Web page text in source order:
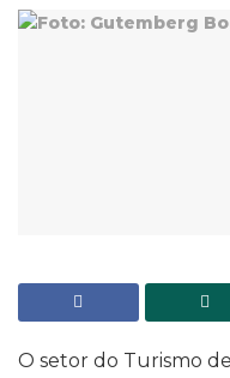
O setor do Turismo